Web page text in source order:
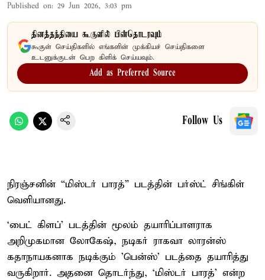
Published on: 29 Jun 2026, 3:03 pm
தினத்தந்தியை கூகுளில் பின்தொடரவும்
கூகுள் செய்திகளில் எங்களின் முக்கியச் செய்திகளை
உடனுக்குடன் பெற கிளிக் செய்யவும்.
Add as Preferred Source
Follow Us
நிரஞ்சனின் “மிஸ்டர் பாரத்” படத்தின் பர்ஸ்ட் சிங்கிள்
வெளியானது.
‘பைட் கிளப்’ படத்தின் மூலம் தயாரிப்பாளராக
அறிமுகமான லோகேஷ், நடிகர் ராகவா லாரன்ஸ்
கதாநாயகனாக நடிக்கும் 'பென்ஸ்' படத்தை தயாரித்து
வருகிறார். அதனை தொடர்ந்து, ‘மிஸ்டர் பாரத்’ என்ற